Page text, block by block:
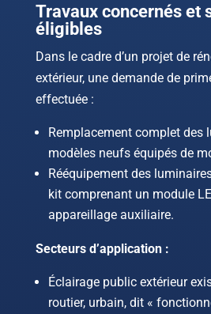
Travaux concernés et
éligibles
Dans le cadre d’un projet de
extérieur, une demande de
effectuée :
Remplacement complet des
modèles neufs équipés de
Rééquipement des
kit comprenant un module
appareillage auxiliaire.
Secteurs d’application :
Éclairage public extérieur
routier, urbain, dit «